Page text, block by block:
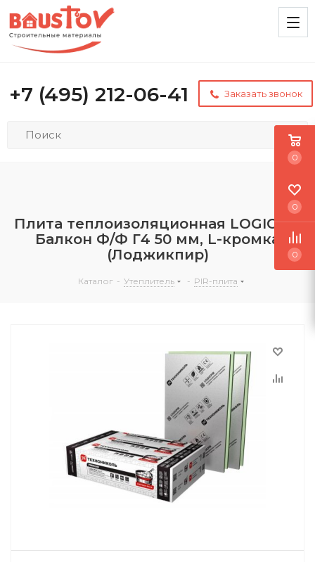
+7 (495) 212-06-41 Заказать звонок
Плита теплоизоляционная LOGICPIR
Балкон Ф/Ф Г4 50 мм, L-кромка
(Лоджикпир)
Каталог - Утеплитель - PIR-плита
0
0
0